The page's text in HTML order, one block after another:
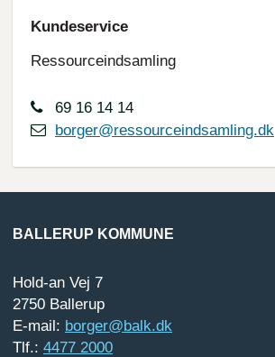
Kundeservice
Ressourceindsamling
69 16 14 14
borger@ressourceindsamling.dk
BALLERUP KOMMUNE
Hold-an Vej 7
2750 Ballerup
E-mail: borger@balk.dk
Tlf.: 4477 2000